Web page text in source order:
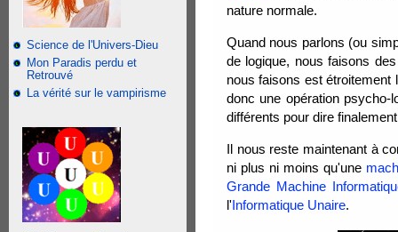
Science de l'Univers-Dieu
Mon Paradis perdu et
Retrouvé
La vérité sur le vampirisme
nature normale.
Quand nous parlons (ou
de logique, nous faisons
nous faisons est étroitement
donc une opération psycho-
différents pour dire
Il nous reste maintenant à
ni plus ni moins qu'une
Grande Machine
l'Informatique Unaire.